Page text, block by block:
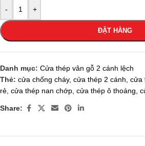
- +
ĐẶT HÀNG
Danh mục: Cửa thép vân gỗ 2 cánh lệch
Thẻ: cửa chống cháy, cửa thép 2 cánh cửa
rẻ cửa thép nan chớp cửa thép ô thoáng
Share: